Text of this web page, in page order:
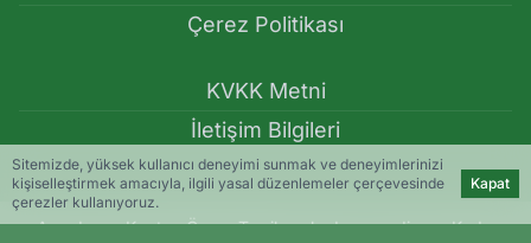
Çerez Politikası
KVKK Metni
İletişim Bilgileri
Amedspor, Kaptan Öznur Taş ile yola devam ediyor - Kadın
Sitemizde, yüksek kullanıcı deneyimi sunmak ve deneyimlerinizi
kişiselleştirmek amacıyla, ilgili yasal düzenlemeler çerçevesinde
çerezler kullanıyoruz.
Kapat